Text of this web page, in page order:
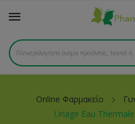
Online Φαρμακείο
Uriage Eau